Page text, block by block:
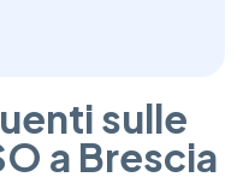
sulle
a Brescia